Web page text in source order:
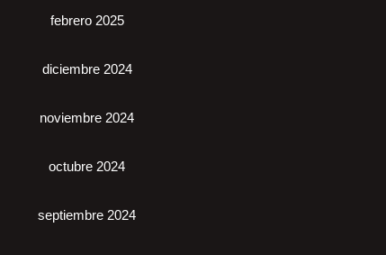
febrero 2025
diciembre 2024
noviembre 2024
octubre 2024
septiembre 2024